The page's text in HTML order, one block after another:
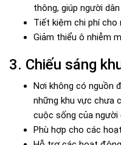
thông, giúp người
Tiết kiệm chi phí cho
Giảm thiểu ô nhiễm
3. Chiếu sáng
Nơi không có nguồn
những khu vực chưa
cuộc sống của người
Phù hợp cho các